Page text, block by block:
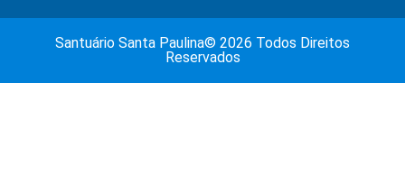
Santuário Santa Paulina© 2026 Todos Direitos
Reservados